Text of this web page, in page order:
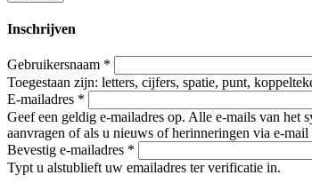
Inschrijven
Gebruikersnaam *
Toegestaan zijn: letters, cijfers, spatie, punt,
E-mailadres *
Geef een geldig e-mailadres op. Alle e-mails van het
aanvragen of als u nieuws of herinneringen via e-
Bevestig e-mailadres *
Typt u alstublieft uw emailadres ter verificatie in.